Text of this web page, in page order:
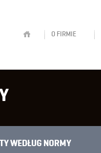
O FIRMIE
WEDŁUG NORMY